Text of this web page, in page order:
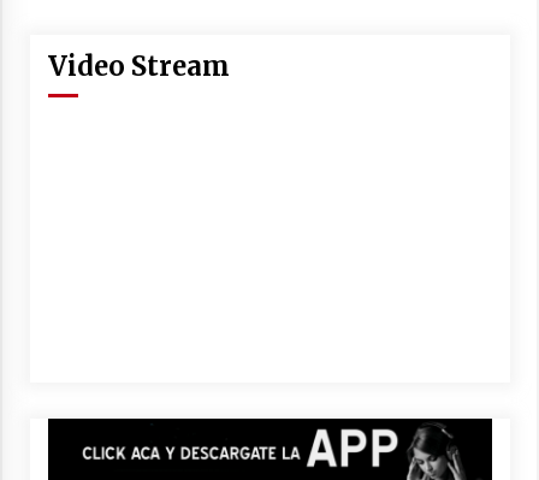
Video Stream